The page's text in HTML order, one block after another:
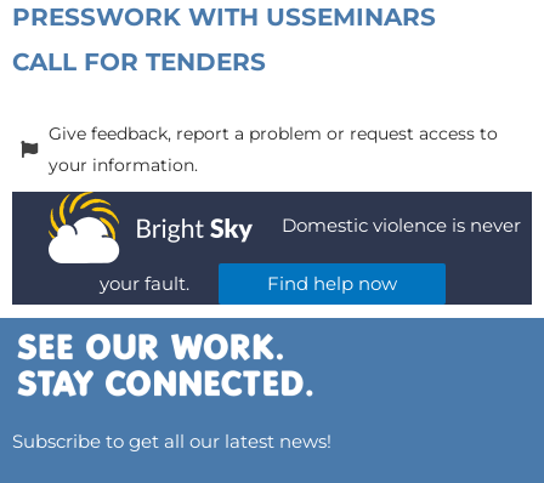
PRESSWORK WITH USSEMINARS
CALL FOR TENDERS
Give feedback, report a problem or request access to
your information.
Domestic violence is never
your fault. Find help now
Subscribe to get all our latest news!